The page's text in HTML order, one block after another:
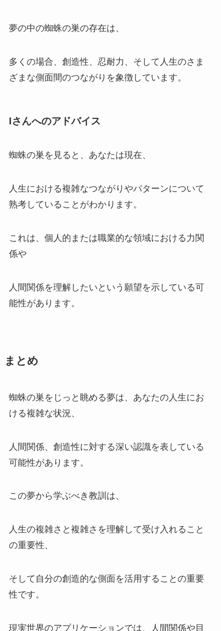
夢の中の蜘蛛の巣の存在は、
多くの場合、創造性、忍耐力、そして人生のさま
ざまな側面間のつながりを象徴しています。
Iさんへのアドバイス
蜘蛛の巣を見ると、あなたは現在、
人生における複雑なつながりやパターンについて
熟考していることがわかります。
これは、個人的または職業的な領域における力関
係や
人間関係を理解し​​たいという願望を示している可
能性があります。
まとめ
蜘蛛の巣をじっと眺める夢は、あなたの人生にお
ける複雑な状況、
人間関係、創造性に対する深い認識を表している
可能性があります。
この夢から学ぶべき教訓は、
人生の複雑さと複雑さを理解して受け入れること
の重要性、
そして自分の創造的な側面を活用することの重要
性です。
現実世界のアプリケーションでは、人間関係や目